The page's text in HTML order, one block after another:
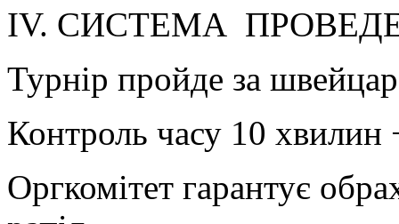
ІV. СИСТЕМА
Турнір пройде за
Контроль часу 10 хвилин
Оргкомітет гарантує